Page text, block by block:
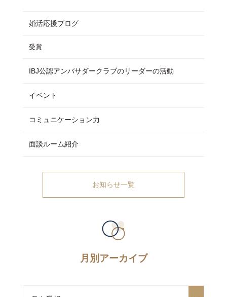
婚活応援ブログ
受賞
IBJ公認アンバサダークラブのリーダーの活動
イベント
コミュニケーション力
面談ルーム紹介
お知らせ一覧
月別アーカイブ